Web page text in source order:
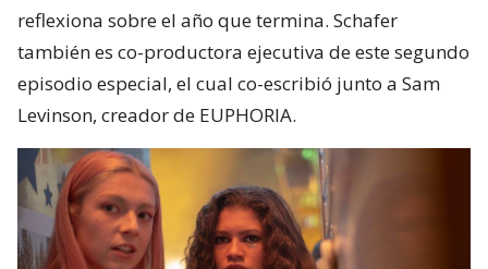
reflexiona sobre el año que termina. Schafer
también es co-productora ejecutiva de este segundo
episodio especial, el cual co-escribió junto a Sam
Levinson, creador de EUPHORIA.